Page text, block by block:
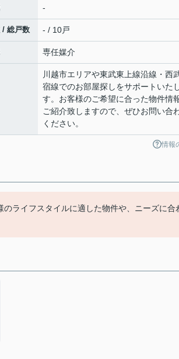
-
/ 総戸数 - / 10戸
専任媒介
川越市エリアや東武東上線沿線・西
宿線でのお部屋探しをサポートいた
す。お客様のご希望に合った物件情
ご紹介致しますので、ぜひお問い合
ください。
情報
ライフスタイルに適した物件や、ニーズに合